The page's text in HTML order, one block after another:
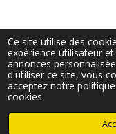
Ce site utilise des
expérience utilisateur
annonces
d'utiliser ce site, vous
acceptez notre politique
cookies.